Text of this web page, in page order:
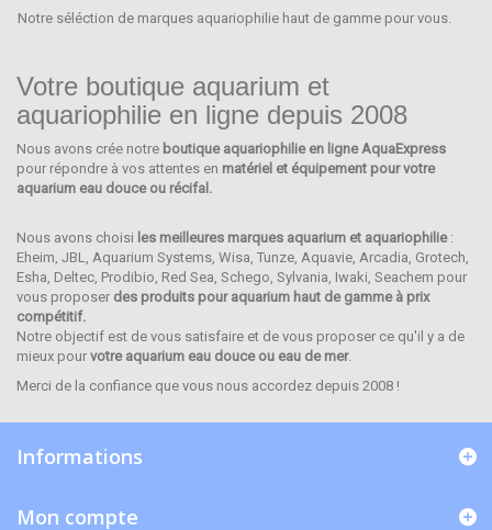
Notre séléction de marques aquariophilie haut de gamme pour vous.
ARCADIA
Votre boutique aquarium et
aquariophilie en ligne depuis 2008
Nous avons crée notre boutique aquariophilie en ligne AquaExpress
pour répondre à vos attentes en matériel et équipement pour votre
aquarium eau douce ou récifal.
Nous avons choisi les meilleures marques aquarium et aquariophilie:
Eheim, JBL, Aquarium Systems, Wisa, Tunze, Aquavie, Arcadia, Grotech,
Esha, Deltec, Prodibio, Red Sea, Schego, Sylvania, Iwaki, Seachem pour
vous proposer des produits pour aquarium haut de gamme à prix
compétitif.
Notre objectif est de vous satisfaire et de vous proposer ce qu'il y a de
mieux pour votre aquarium eau douce ou eau de mer.
Merci de la confiance que vous nous accordez depuis 2008 !
Informations
Mon compte